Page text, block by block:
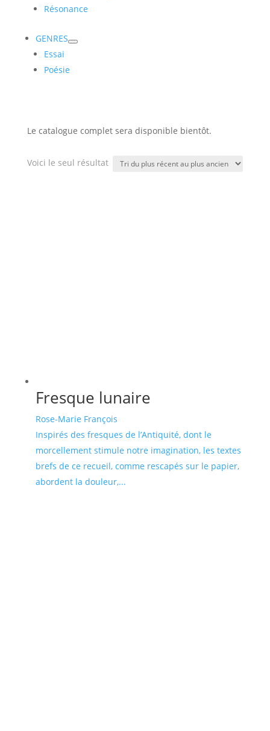
Résonance
GENRES
Essai
Poésie
Le catalogue complet sera disponible bientôt.
Voici le seul résultat
Fresque lunaire
Rose-Marie François
Inspirés des fresques de l’Antiquité, dont le
morcellement stimule notre imagination, les textes
brefs de ce recueil, comme rescapés sur le papier,
abordent la douleur,...